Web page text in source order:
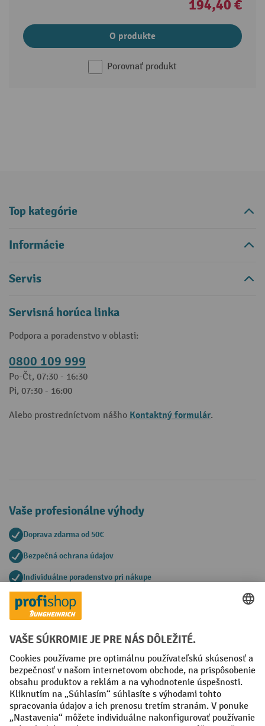
194,40 €
O produkte
Porovnať produkt
Top kategórie
Informácie
Servis
Servisná horúca linka
Podpora a poradenstvo v oblasti:
0800 109 999
Po-Čt, 07:30 - 16:30
Pi, 07:30 - 16:00
Alebo prostredníctvom nášho Kontaktný formulár.
Vaše profesionálne výhody
Doprava zdarma od 50€
Bezpečná ochrana údajov
Individuálne poradenstvo pri nákupe
Spôsoby platby
Faktúra Predplatba
Sociálne siete